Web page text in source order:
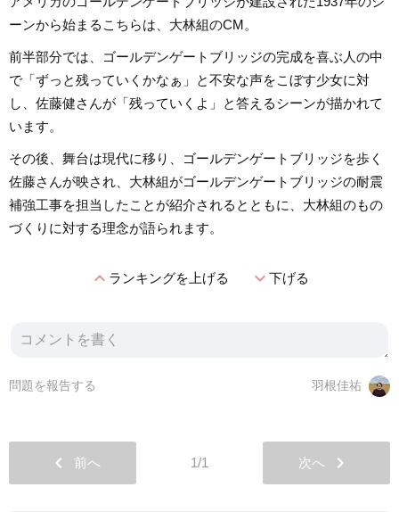
ーンから始まるこちらは、大林組のCM。
前半部分では、ゴールデンゲートブリッジの完成を喜ぶ人の中
で「ずっと残っていくかなぁ」と不安な声をこぼす少女に対
し、佐藤健さんが「残っていくよ」と答えるシーンが描かれて
います。
その後、舞台は現代に移り、ゴールデンゲートブリッジを歩く
佐藤さんが映され、大林組がゴールデンゲートブリッジの耐震
補強工事を担当したことが紹介されるとともに、大林組のもの
づくりに対する理念が語られます。
expand_lessランキングを上げる expand_more下げる
羽根佳祐
問題を報告する
chevron_left 前へ 1/1 次へ chevron_right